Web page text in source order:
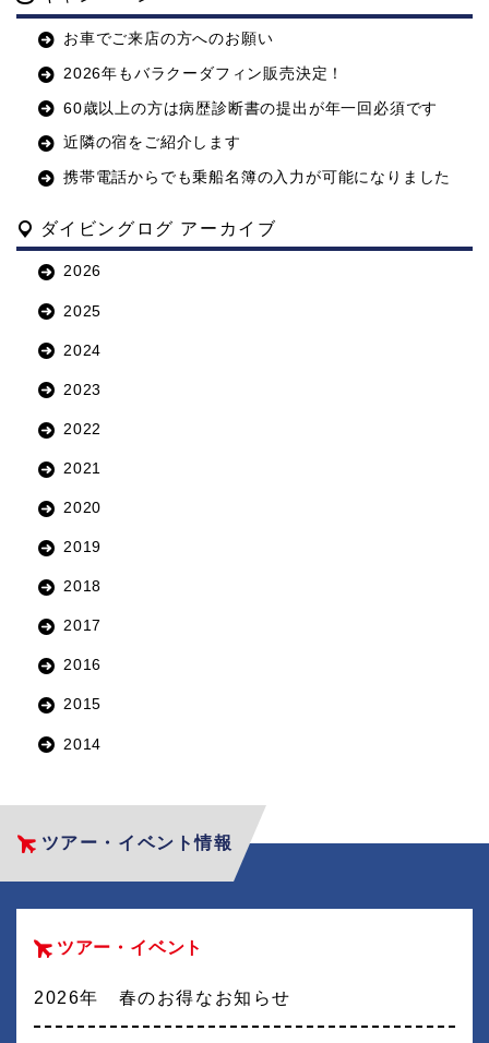
お車でご来店の方へのお願い
2026年もバラクーダフィン販売決定！
60歳以上の方は病歴診断書の提出が年一回必須です
近隣の宿をご紹介します
携帯電話からでも乗船名簿の入力が可能になりました
ダイビングログ アーカイブ
2026
2025
2024
2023
2022
2021
2020
2019
2018
2017
2016
2015
2014
ツアー・イベント情報
ツアー・イベント
2026年 春のお得なお知らせ